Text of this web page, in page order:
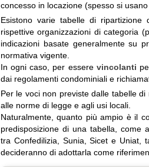
concesso in locazione (spesso si
Esistono varie tabelle di ripartizione
rispettive organizzazioni di categoria
indicazioni basate generalmente su
normativa vigente.
In ogni caso, per essere vincolanti
dai regolamenti condominiali e
Per le voci non previste dalle tabelle
alle norme di legge e agli usi locali.
Naturalmente, quanto più ampio è il
predisposizione di una tabella, come
tra Confedilizia, Sunia, Sicet e Uniat,
decideranno di adottarla come